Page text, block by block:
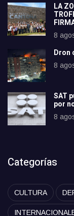
LA
8
Dron
8
SAT
por
8
Categorías
CULTURA